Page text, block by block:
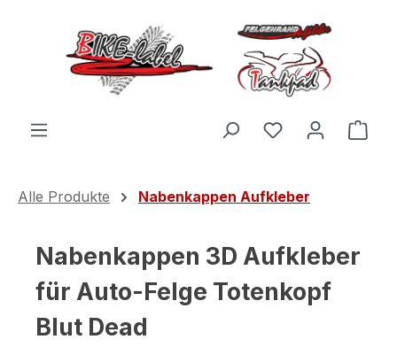
Zum Hauptinhalt springen
Du hast 0
Alle Produkte Nabenkappen Aufkleber
Nabenkappen 3D Aufkleber
für Auto-Felge Totenkopf
Blut Dead